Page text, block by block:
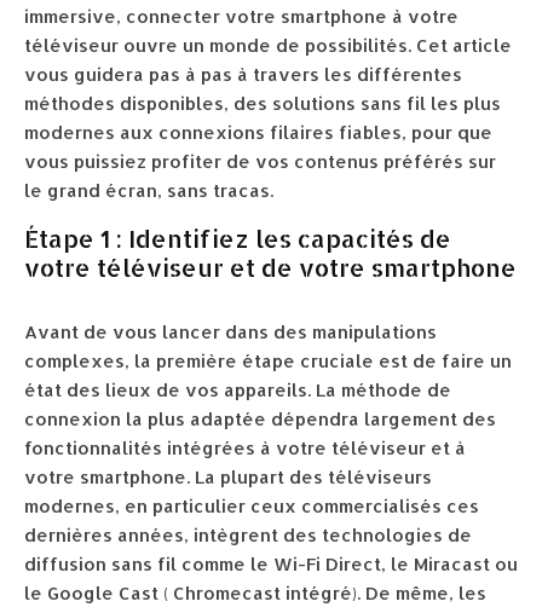
immersive, connecter votre smartphone à votre
téléviseur ouvre un monde de possibilités. Cet article
vous guidera pas à pas à travers les différentes
méthodes disponibles, des solutions sans fil les plus
modernes aux connexions filaires fiables, pour que
vous puissiez profiter de vos contenus préférés sur
le grand écran, sans tracas.
Étape 1 : Identifiez les capacités de
votre téléviseur et de votre smartphone
Avant de vous lancer dans des manipulations
complexes, la première étape cruciale est de faire un
état des lieux de vos appareils. La méthode de
connexion la plus adaptée dépendra largement des
fonctionnalités intégrées à votre téléviseur et à
votre smartphone. La plupart des téléviseurs
modernes, en particulier ceux commercialisés ces
dernières années, intègrent des technologies de
diffusion sans fil comme le Wi-Fi Direct, le Miracast ou
le Google Cast ( Chromecast intégré). De même, les